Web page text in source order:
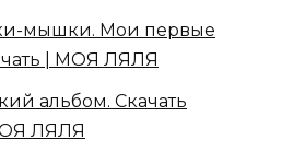
мышки. Мои первые
| МОЯ ЛЯЛЯ
альбом. Скачать
ЛЯЛЯ